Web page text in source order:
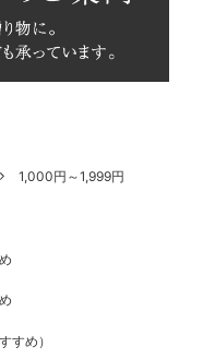
1,000円～1,999円
すめ）